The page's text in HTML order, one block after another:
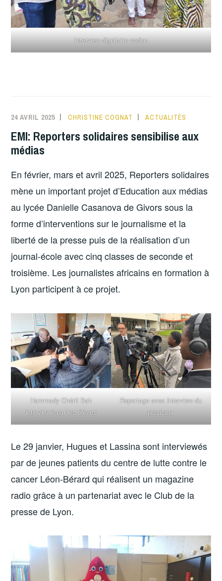
interview dignitaire vodun
24 AVRIL 2025 CHRISTINE COGNAT ACTUALITÉS
EMI: Reporters solidaires sensibilise aux
médias
En février, mars et avril 2025, Reporters solidaires
mène un important projet d’Education aux médias
au lycée Danielle Casanova de Givors sous la
forme d’interventions sur le journalisme et la
liberté de la presse puis de la réalisation d’un
journal-école avec cinq classes de seconde et
troisième. Les journalistes africains en formation à
Lyon participent à ce projet.
Hammady Chérif Bah
interviewé par les élèves
Reportage avec Interview du
proviseur
Le 29 janvier, Hugues et Lassina sont interviewés
par de jeunes patients du centre de lutte contre le
cancer Léon-Bérard qui réalisent un magazine
radio grâce à un partenariat avec le Club de la
presse de Lyon.